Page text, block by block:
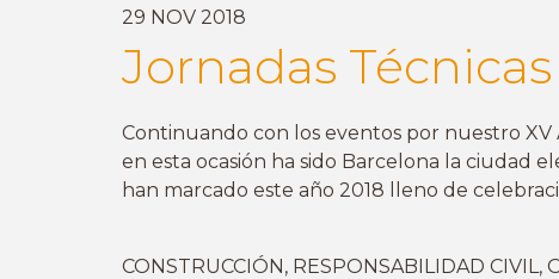
29 NOV 2018
Jornadas
Continuando con los eventos por nuestro
en esta ocasión ha sido Barcelona la ciudad
han marcado este año 2018 lleno de
CONSTRUCCIÓN, RESPONSABILIDAD